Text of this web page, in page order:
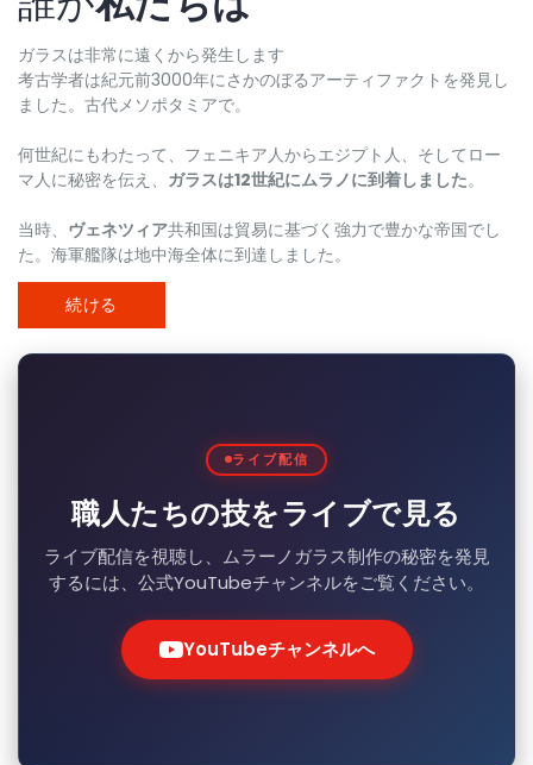
ガラスは非常に遠くから発生します
考古学者は紀元前3000年にさかのぼるアーティファクトを発見し
ました。古代メソポタミアで。
何世紀にもわたって、フェニキア人からエジプト人、そしてロー
マ人に秘密を伝え、 ガラスは12世紀にムラノに到着しました。
当時、 ヴェネツィア共和国は貿易に基づく強力で豊かな帝国でし
た。海軍艦隊は地中海全体に到達しました。
続ける
ライブ配信
職人たちの技をライブで見る
ライブ配信を視聴し、ムラーノガラス制作の秘密を発見
するには、公式YouTubeチャンネルをご覧ください。
YouTubeチャンネルへ